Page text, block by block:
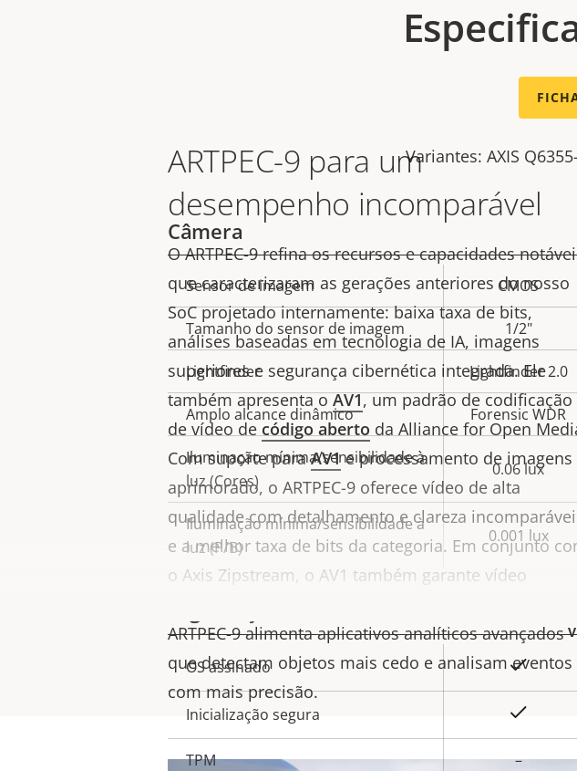
ARTPEC-9 para um
desempenho incomparável
O ARTPEC-9 refina os recursos e capacidades
que caracterizaram as gerações anteriores do nosso
SoC projetado internamente: baixa taxa de bits,
análises baseadas em tecnologia de IA, imagens
superiores e segurança cibernética integrada. Ele
também apresenta oAV1, um padrão de codificação
de vídeo de código aberto da Alliance for Open
Com suporte paraAV1e processamento de imagens
aprimorado, o ARTPEC-9 oferece vídeo de alta
qualidade com detalhamento e clareza
e a melhor taxa de bits da categoria. Em conjunto
o Axis Zipstream, o AV1 também garante vídeo
ARTPEC-9 alimenta aplicativos analíticos avançados
que detectam objetos mais cedo e analisam eventos
com mais precisão.
Variantes: AXIS
Câmera
Descrição
da
propriedade
Valor da
propriedade
Sensor de imagem CMOS
Tamanho do sensor de imagem 1/2"
Lightfinder Lightfinder 2.0
Amplo alcance dinâmico Forensic WDR
Iluminação mínima/sensibilidade à
luz (Cores)
0.06 lux
Iluminação mínima/sensibilidade à
luz (P/B)
0.001 lux
Descrição
da
propriedade
propriedade
OS assinado Sim
Inicialização segura
TPM –